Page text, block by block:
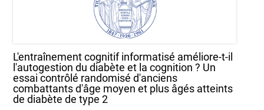
L'entraînement cognitif informatisé améliore-t-il
l'autogestion du diabète et la cognition ? Un
essai contrôlé randomisé d'anciens
combattants d'âge moyen et plus âgés atteints
de diabète de type 2